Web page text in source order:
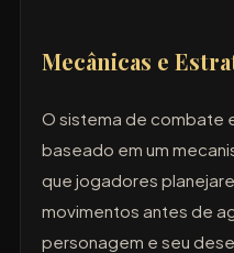
Mecânicas e
O sistema de combate
baseado em um
que jogadores
movimentos antes de
personagem e seu